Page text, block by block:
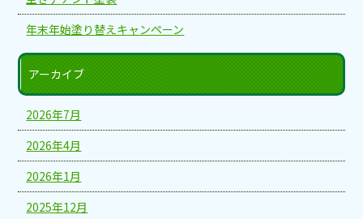
年末年始塗り替えキャンペーン
アーカイブ
2026年7月
2026年4月
2026年1月
2025年12月